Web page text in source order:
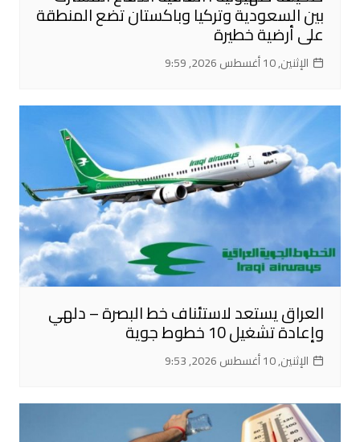
بين السعودية وتركيا وباكستان تضع المنطقة
على أرضية خطيرة
الإثنين, 10 أغسطس 2026, 9:59
العراق يستعد لاستئناف خط البصرة – دلهي
وإعادة تشغيل 10 خطوط جوية
الإثنين, 10 أغسطس 2026, 9:53